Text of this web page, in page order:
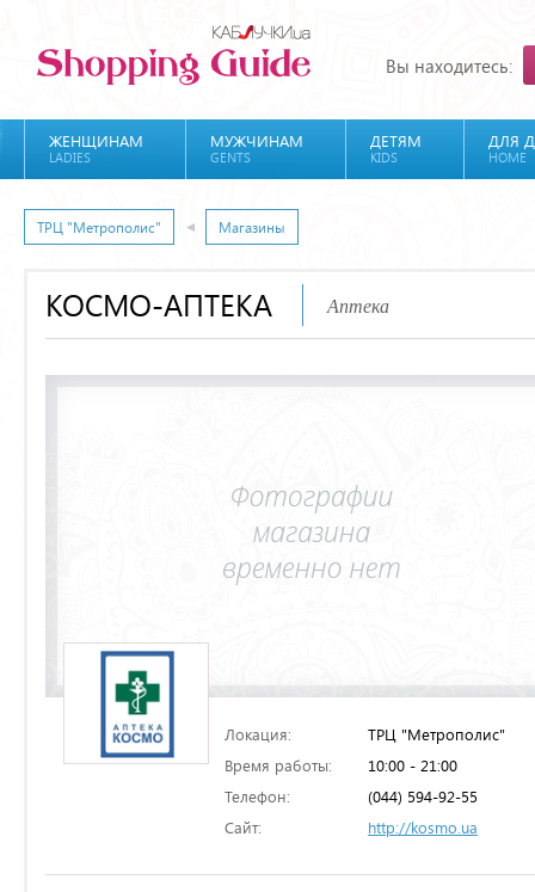
Вы находитесь:
ЖЕНЩИНАМ
LADIES
МУЖЧИНАМ
GENTS
ДЕТЯМ
KIDS
ДЛЯ
HOME
ТРЦ "Метрополис" Магазины
КОСМО-АПТЕКА Аптека
Локация:
ТРЦ "Метрополис"
Время работы:
10:00 - 21:00
Телефон:
(044) 594-92-55
Сайт:
http://kosmo.ua